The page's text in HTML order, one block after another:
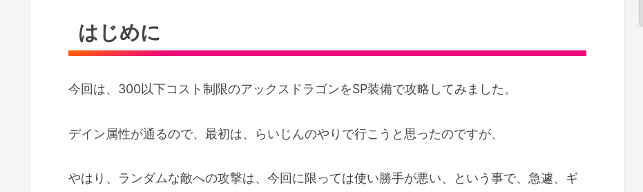
はじめに
今回は、300以下コスト制限のアックスドラゴンをSP装備で攻略してみました。
デイン属性が通るので、最初は、らいじんのやりで行こうと思ったのですが、
やはり、ランダムな敵への攻撃は、今回に限っては使い勝手が悪い、という事で、急遽、ギ